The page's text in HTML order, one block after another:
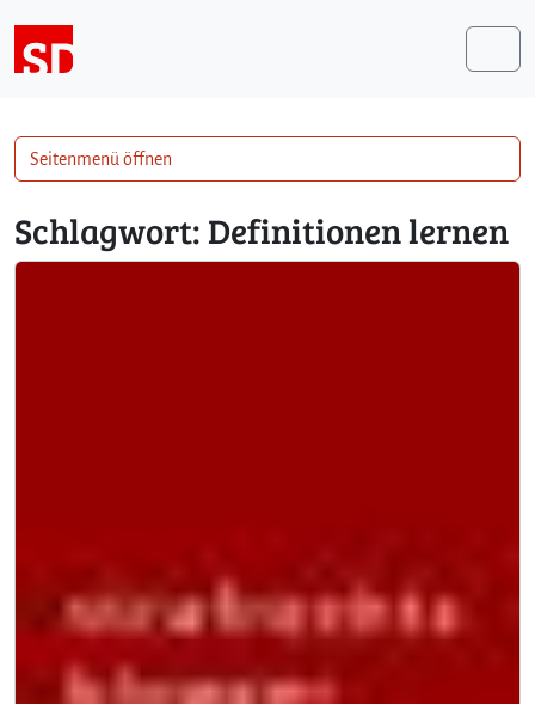
Schlagwort: Definitionen lernen
Seitenmenü öffnen